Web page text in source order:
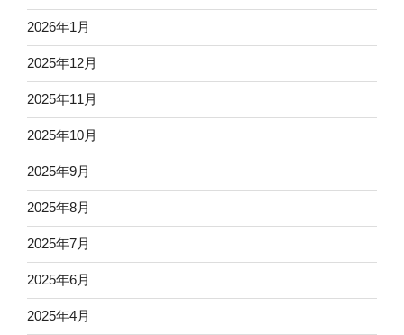
2026年1月
2025年12月
2025年11月
2025年10月
2025年9月
2025年8月
2025年7月
2025年6月
2025年4月